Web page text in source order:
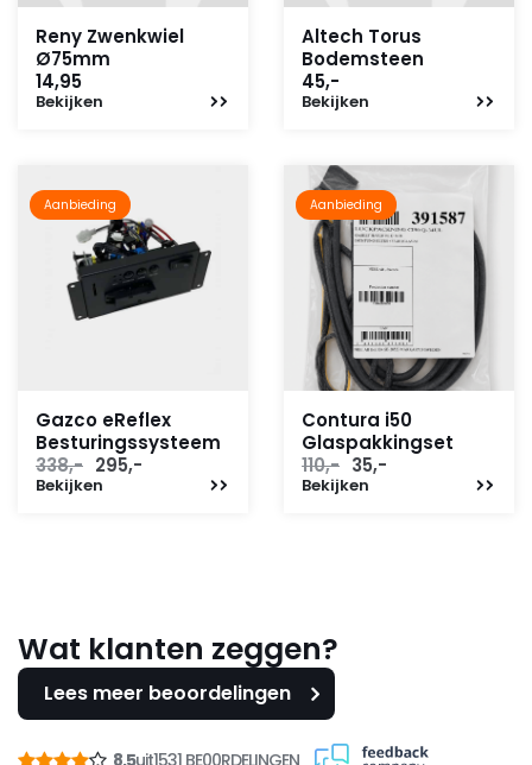
Reny Zwenkwiel
Ø75mm
14,95
Bekijken
Altech Torus
Bodemsteen
45,-
Bekijken
Aanbieding
Gazco eReflex
Besturingssysteem
338,- Oorspronkelijke
prijs
295,-
Bekijken
Aanbieding
Contura i50
Glaspakkingset
110,- Oorspronkelijke
prijs
35,-
Bekijken
Wat klanten zeggen?
Lees meer beoordelingen
8,5uit1531 BE00RDELINGEN